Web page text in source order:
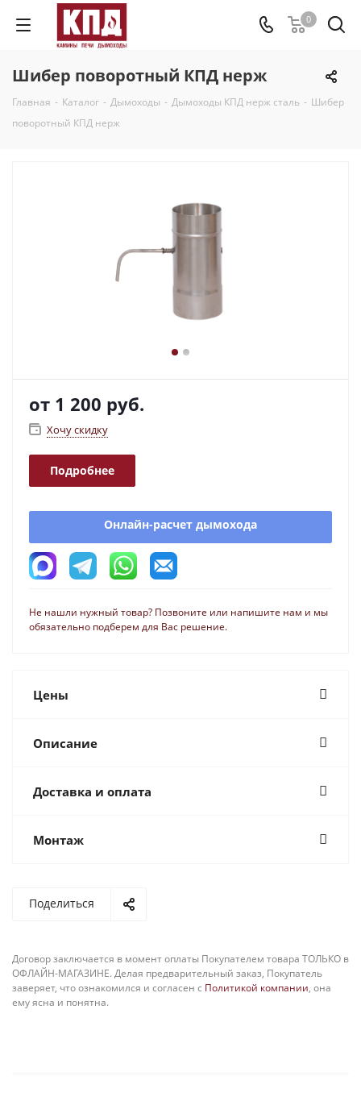
0
Шибер поворотный КПД нерж
Главная - Каталог - Дымоходы - Дымоходы КПД нерж сталь - Шибер
поворотный КПД нерж
от 1 200 руб.
Хочу скидку
Подробнее
Онлайн-расчет дымохода
Не нашли нужный товар? Позвоните или напишите нам и мы
обязательно подберем для Вас решение.
Цены
Описание
Доставка и оплата
Монтаж
Поделиться
Договор заключается в момент оплаты Покупателем товара ТОЛЬКО в
ОФЛАЙН-МАГАЗИНЕ. Делая предварительный заказ, Покупатель
заверяет, что ознакомился и согласен с Политикой компании, она
ему ясна и понятна.